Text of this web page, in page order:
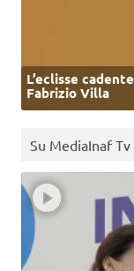
L’eclisse
Fabrizio Villa
Su MediaInaf Tv